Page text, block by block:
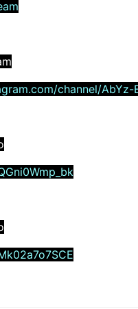
channel/AbYz-